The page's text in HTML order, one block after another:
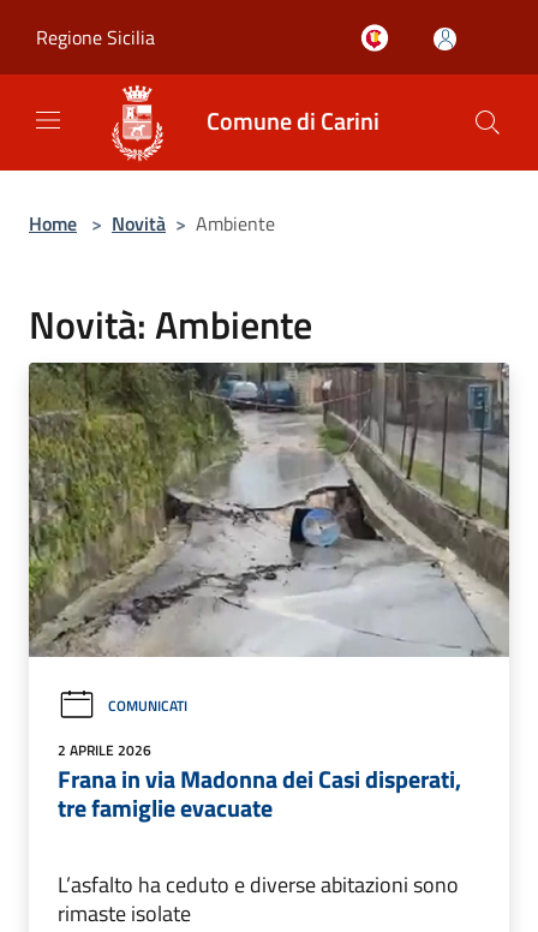
Regione Sicilia
Comune di Carini
Home > Novità > Ambiente
Novità: Ambiente
COMUNICATI
2 APRILE 2026
Frana in via Madonna dei Casi disperati,
tre famiglie evacuate
L’asfalto ha ceduto e diverse abitazioni sono
rimaste isolate